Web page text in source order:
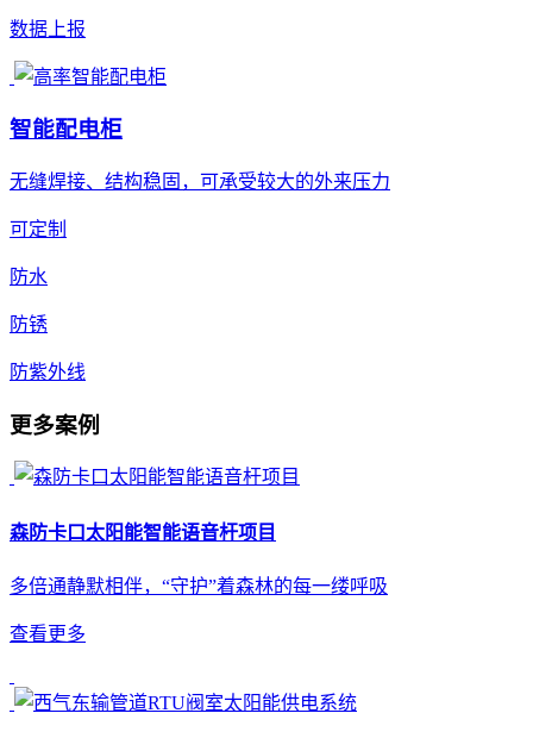
数据上报
智能配电柜
无缝焊接、结构稳固，可承受较大的外来压力
可定制
防水
防锈
防紫外线
更多案例
森防卡口太阳能智能语音杆项目
多倍通静默相伴，“守护”着森林的每一缕呼吸
查看更多